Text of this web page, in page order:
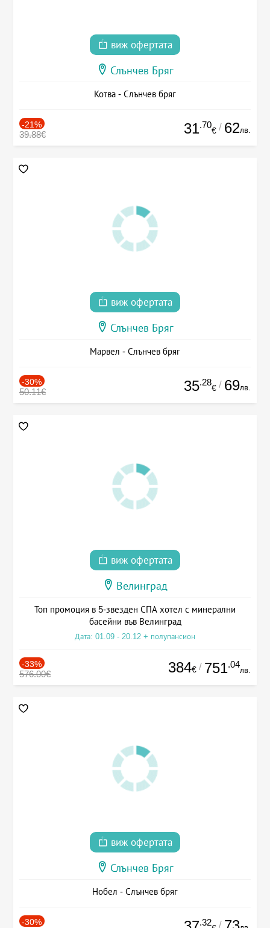
виж офертата
Слънчев Бряг
Котва - Слънчев бряг
-21%
39.88€ 31.70
€ / 62лв.
виж офертата
Слънчев Бряг
Марвел - Слънчев бряг
-30%
50.11€ 35.28
€ / 69лв.
виж офертата
Велинград
Топ промоция в 5-звезден СПА хотел с минерални
басейни във Велинград
Дата: 01.09 - 20.12 + полупансион
-33%
576.00€ 384€ / 751.04
лв.
виж офертата
Слънчев Бряг
Нобел - Слънчев бряг
-30% .32 /